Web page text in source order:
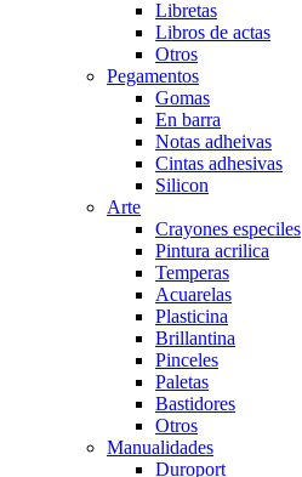
Libretas
Libros de actas
Otros
Pegamentos
Gomas
En barra
Notas adheivas
Cintas adhesivas
Silicon
Arte
Crayones especiles
Pintura acrilica
Temperas
Acuarelas
Plasticina
Brillantina
Pinceles
Paletas
Bastidores
Otros
Manualidades
Duroport